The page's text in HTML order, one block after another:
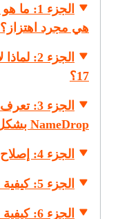
هي مجرد اهتزاز؟
17؟
NameDrop بشكل صحيح
الجزء 4: إصلاح iOS 18/ iOS 17 NameDrop لا يعمل
الجزء 5: كيفية التحديث إلى iOS 18/ iOS 17 ؟
الجزء 6: كيفية الرجوع من إصدار iOS 18 إلى iOS 17؟